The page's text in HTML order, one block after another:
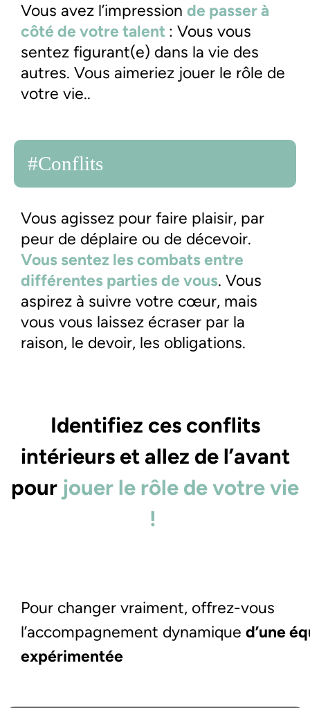
Vous avez l’impression de passer à
côté de votre talent : Vous vous
sentez figurant(e) dans la vie des
autres. Vous aimeriez jouer le rôle de
votre vie..
#Conflits
Vous agissez pour faire plaisir, par
peur de déplaire ou de décevoir.
Vous sentez les combats entre
différentes parties de vous. Vous
aspirez à suivre votre cœur, mais
vous vous laissez écraser par la
raison, le devoir, les obligations.
Identifiez ces conflits
intérieurs et allez de l’avant
pour jouer le rôle de votre vie
!
Pour changer vraiment, offrez-vous
l’accompagnement dynamique d’une
expérimentée